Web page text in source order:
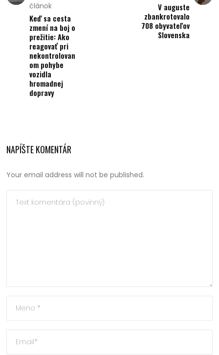
článok
Keď sa cesta
zmení na boj o
prežitie: Ako
reagovať pri
nekontrolovan
om pohybe
vozidla
hromadnej
dopravy
V auguste
zbankrotovalo
708 obyvateľov
Slovenska
NAPÍŠTE KOMENTÁR
Your email address will not be published.